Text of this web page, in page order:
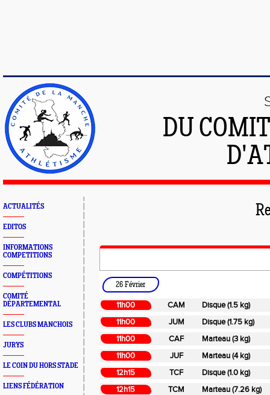
DU
ACTUALITÉS
EDITOS
INFORMATIONS
COMPETITIONS
COMPÉTITIONS
COMITÉ
DÉPARTEMENTAL
LES CLUBS MANCHOIS
JURYS
LE COIN DU HORS STADE
LIENS FÉDÉRATION
26 Février
11h00 CAM
Disque (1.5 kg)
11h00
JUM
Disque (1.75 kg)
11h00
CAF
Marteau (3 kg)
11h00
JUF
Marteau (4 kg)
12h15
TCF
Disque (1.0 kg)
12h15
TCM
Marteau (7.26 kg)